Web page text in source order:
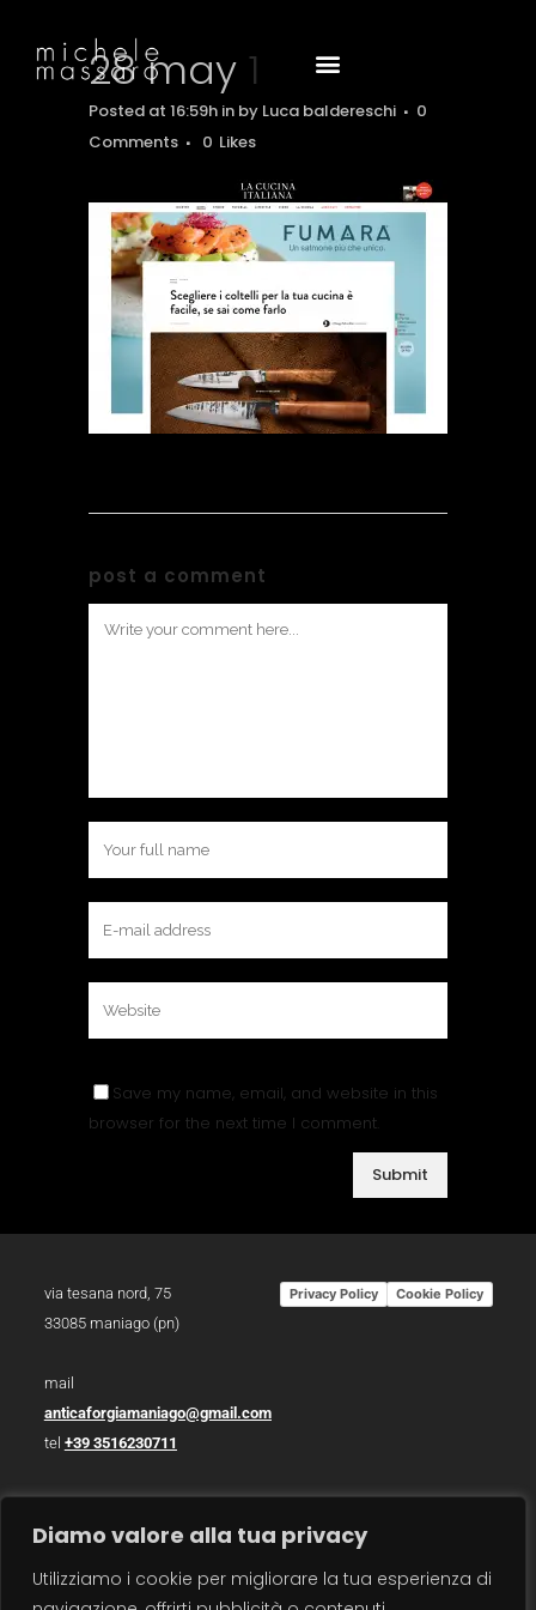
Diamo valore alla tua privacy
Utilizziamo i cookie per migliorare la tua esperienza di
28 may 1
Posted at 16:59h in by Luca baldereschi
0
Comments
0 Likes
post a comment
Save my name, email, and website in this
browser for the next time I comment.
via tesana nord, 75
33085 maniago (pn)
mail
anticaforgiamaniago@gmail.com
tel +39 3516230711
p.iva 01783930934
Privacy Policy Cookie Policy